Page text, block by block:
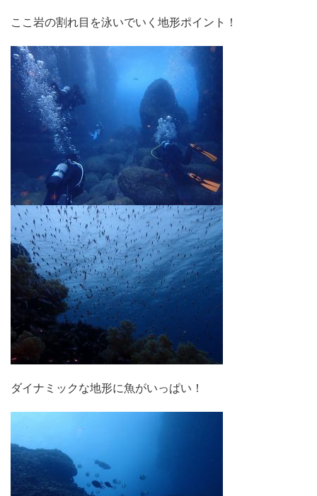
ここ岩の割れ目を泳いでいく地形ポイント！
ダイナミックな地形に魚がいっぱい！